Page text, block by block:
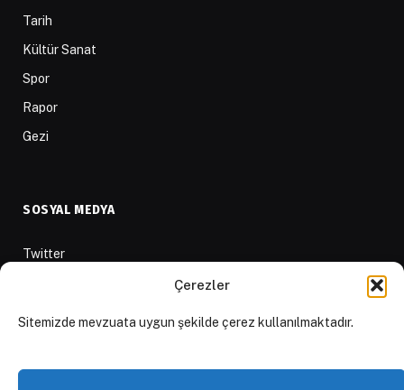
Çerezler
Sitemizde mevzuata uygun şekilde çerez kullanılmaktadır.
Tarih
Kültür Sanat
Spor
Rapor
Gezi
SOSYAL MEDYA
Twitter
LinkedIn